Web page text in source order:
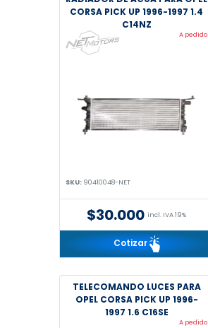
CORSA PICK UP 1996-1997 1.4
C14NZ
A pedido
SKU: 90410048-NET
$30.000 incl. IVA 19%
Cotizar
TELECOMANDO LUCES PARA
OPEL CORSA PICK UP 1996-
1997 1.6 C16SE
A pedido